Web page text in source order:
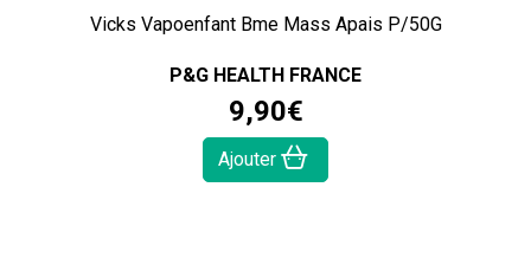
Vicks Vapoenfant Bme Mass Apais P/50G
P&G HEALTH FRANCE
9,90€
Ajouter